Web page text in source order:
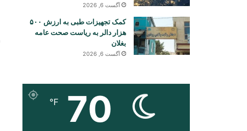
آگست 6, 2026
کمک تجهیزات طبی به ارزش ۵۰۰
هزار دالر به ریاست صحت عامه
بغلان
آگست 6, 2026
70
℉